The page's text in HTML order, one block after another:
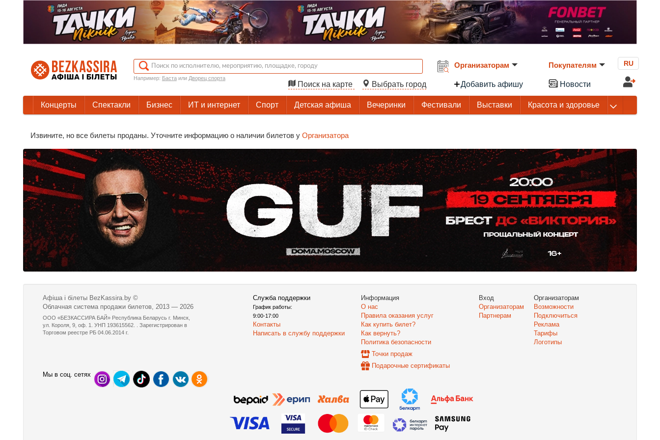
Например: Бастаили Дворец спорта
Поиск на карте Выбрать город
Организаторам
Добавить афишу
Покупателям
Новости
RU
Концерты Спектакли Бизнес ИТ и интернет Спорт Детская афиша Вечеринки Фестивали Выставки Красота и здоровье
Извините, но все билеты проданы. Уточните информацию о наличии билетов у Организатора
Афіша і білеты BezKassira.by ©
Облачная система продажи билетов, 2013 — 2026
ООО «БЕЗКАССИРА БАЙ» Республика Беларусь г. Минск,
ул. Короля, 9, оф. 1. УНП 193615562. . Зарегистрирован в
Торговом реестре РБ 04.06.2014 г.
Служба поддержки
График работы:
9:00-17:00
Контакты
Написать в службу поддержки
Информация
О нас
Правила оказания услуг
Как купить билет?
Как вернуть?
Политика безопасности
Точки продаж
Подарочные сертификаты
Вход
Организаторам
Партнерам
Организаторам
Возможности
Подключиться
Реклама
Тарифы
Логотипы
Мы в соц. сетях